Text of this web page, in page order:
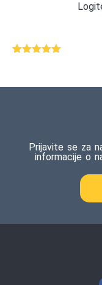
ocene
Prijavite se za
informacije o